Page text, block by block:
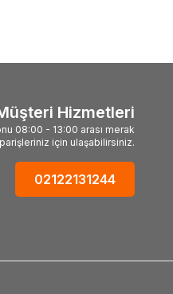
Hizmetleri
08:00 - 13:00 arası merak
için ulaşabilirsiniz.
02122131244